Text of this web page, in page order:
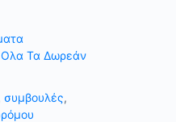
Ολα Τα Δωρεάν
συμβουλές,